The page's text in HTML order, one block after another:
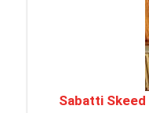
Sabatti Skeed